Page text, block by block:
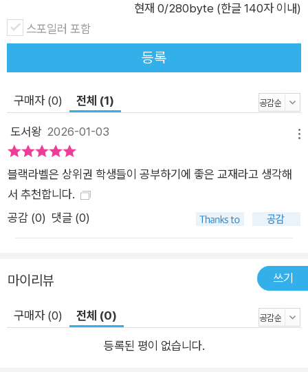
현재 0/280byte (한글 140자 이내)
스포일러 포함
등록
구매자 (0) 전체 (1)
도서왕 2026-01-03
블랙라벨은 상위권 학생들이 공부하기에 좋은 교재라고 생각해
서 추천합니다.
공감 (0) 댓글 (0)
마이리뷰 쓰기
구매자 (0) 전체 (0)
등록된 평이 없습니다.